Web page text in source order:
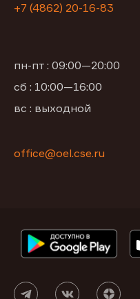
+7 (4862) 20-16-83
пн-пт : 09:00—20:00
сб : 10:00—16:00
вс : выходной
office@oel.cse.ru